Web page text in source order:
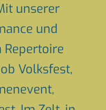
unserer
und
Volksfest,